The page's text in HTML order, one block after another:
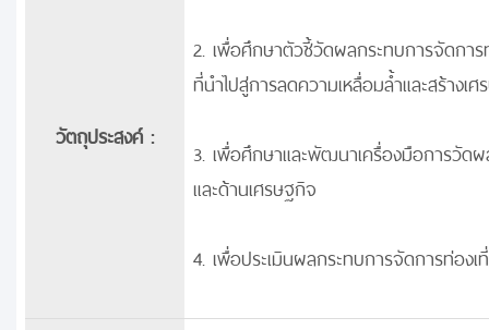
วัตถุประสงค์ :
2. เพื่อศึกษาตัวชี้วัดผลกระทบการจัดกา
ที่นำไปสู่การลดความเหลื่อมล้ำและสร้างเ
3. เพื่อศึกษาและพัฒนาเครื่องมือการวัด
และด้านเศรษฐกิจ
4. เพื่อประเมินผลกระทบการจัดการท่อง